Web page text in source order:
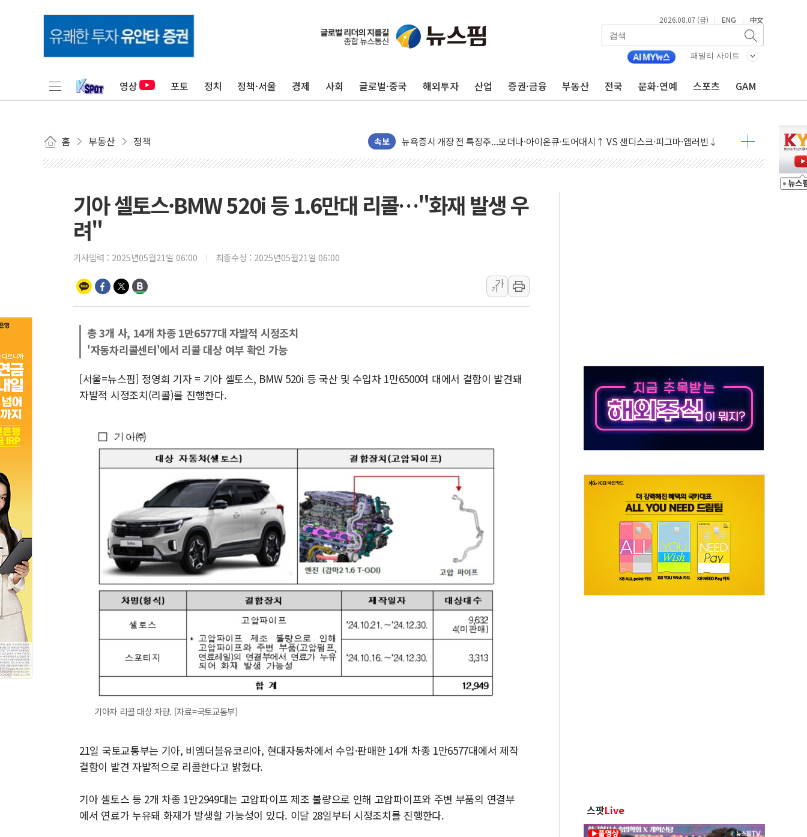
2026.08.07 (금) | ENG | 中文
패밀리 사이트
영상 포토 정치 정책·서울 경제 사회 글로벌·중국 해외투자 산업 증권·금융 부동산 전국 문화·연예 스포츠 GAM
홈 부동산 정책 속보
리투아니아 국방 "러, 우크라 드론으로 나토 회원국 공격 검토… 거짓 깃발 작전"
뉴욕증시 개장 전 특징주...모더나·아이온큐·도어대시↑ VS 샌디스크·피그마·앱러빈↓
김정관 장관 "영업이익 N% 성과급 반대…상법·자본시장법 개정 논의"
청와대, 북한 단거리 탄도미사일 발사에 긴급 안보 점검회의
금값 7주 만에 최고…美 고용 둔화·호르무즈 재개방 기대에 강세
'월가의 황제' 다이먼 "금융시장 레버리지 위험수위…숨은 차입이 더 큰 변수"
양주 섬유염색공장서 화재 1명 중상…대응 1단계 진압 중
우크라 드론 전술, 중남미 콜롬비아에 새 안보 위기… 반군·마약카르텔이 습득해 전투 활용
주한미군 "오산기지 누출, 백린 아닌 무해한 표면 부식 물질"
구미 폐염산처리업체서 불 2시간30여분만에 진화...외국인 노동자 숨져
해군과 함께하는 '불금전파, 송정' 시즌2
기아 셀토스·BMW 520i 등 1.6만대 리콜…"화재 발생 우
려"
기사입력 : 2025년05월21일 06:00 최종수정 : 2025년05월21일 06:00
가
가
총 3개 사, 14개 차종 1만6577대 자발적 시정조치
'자동차리콜센터'에서 리콜 대상 여부 확인 가능
[서울=뉴스핌] 정영희 기자 = 기아 셀토스, BMW 520i 등 국산 및 수입차 1만6500여 대에서 결함이 발견돼
자발적 시정조치(리콜)를 진행한다.
기아차 리콜 대상 차량. [자료=국토교통부]
21일 국토교통부는 기아, 비엠더블유코리아, 현대자동차에서 수입·판매한 14개 차종 1만6577대에서 제작
결함이 발견 자발적으로 리콜한다고 밝혔다.
기아 셀토스 등 2개 차종 1만2949대는 고압파이프 제조 불량으로 인해 고압파이프와 주변 부품의 연결부
에서 연료가 누유돼 화재가 발생할 가능성이 있다. 이달 28일부터 시정조치를 진행한다.
스팟Live